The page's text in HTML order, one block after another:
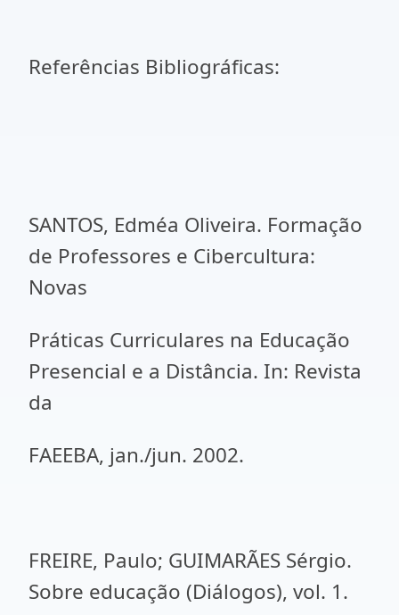
Referências Bibliográficas:
SANTOS, Edméa Oliveira. Formação
de Professores e Cibercultura:
Novas
Práticas Curriculares na Educação
Presencial e a Distância. In: Revista
da
FAEEBA, jan./jun. 2002.
FREIRE, Paulo; GUIMARÃES Sérgio.
Sobre educação (Diálogos), vol. 1.